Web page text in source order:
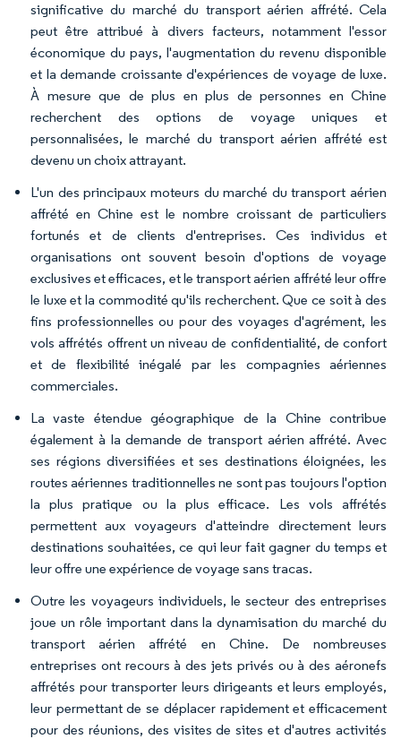
significative du marché du transport aérien affrété. Cela
peut être attribué à divers facteurs, notamment l'essor
économique du pays, l'augmentation du revenu disponible
et la demande croissante d'expériences de voyage de luxe.
À mesure que de plus en plus de personnes en Chine
recherchent des options de voyage uniques et
personnalisées, le marché du transport aérien affrété est
devenu un choix attrayant.
L'un des principaux moteurs du marché du transport aérien
affrété en Chine est le nombre croissant de particuliers
fortunés et de clients d'entreprises. Ces individus et
organisations ont souvent besoin d'options de voyage
exclusives et efficaces, et le transport aérien affrété leur offre
le luxe et la commodité qu'ils recherchent. Que ce soit à des
fins professionnelles ou pour des voyages d'agrément, les
vols affrétés offrent un niveau de confidentialité, de confort
et de flexibilité inégalé par les compagnies aériennes
commerciales.
La vaste étendue géographique de la Chine contribue
également à la demande de transport aérien affrété. Avec
ses régions diversifiées et ses destinations éloignées, les
routes aériennes traditionnelles ne sont pas toujours l'option
la plus pratique ou la plus efficace. Les vols affrétés
permettent aux voyageurs d'atteindre directement leurs
destinations souhaitées, ce qui leur fait gagner du temps et
leur offre une expérience de voyage sans tracas.
Outre les voyageurs individuels, le secteur des entreprises
joue un rôle important dans la dynamisation du marché du
transport aérien affrété en Chine. De nombreuses
entreprises ont recours à des jets privés ou à des aéronefs
affrétés pour transporter leurs dirigeants et leurs employés,
leur permettant de se déplacer rapidement et efficacement
pour des réunions, des visites de sites et d'autres activités